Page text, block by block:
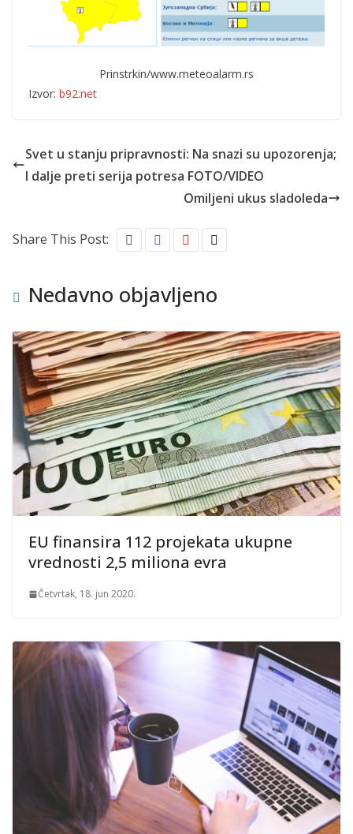
Prinstrkin/www.meteoalarm.rs
Izvor: b92.net
Svet u stanju pripravnosti: Na snazi su upozorenja;
I dalje preti serija potresa FOTO/VIDEO
Omiljeni ukus sladoleda
Share This Post:
Nedavno objavljeno
EU finansira 112 projekata ukupne
vrednosti 2,5 miliona evra
Četvrtak, 18. jun 2020.